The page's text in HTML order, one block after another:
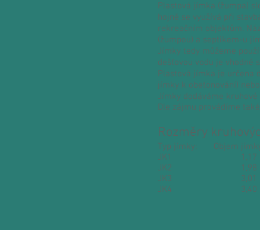
Plastová jímka (žumpa)
hojně se využívá při
rekreačním objektům.
(žumpou) a septikem-u
Jímky tedy můžeme
dešťovou vodu je vhodné
Plastová jímka je určena
jímky k obetonování)
Jímky dodáváme
Dle zájmu provádíme
Rozměry
Typ jímky:
JK1 1,17 1
JK2 1,98 1
JK3 3,01 1
JK4 3,40 1